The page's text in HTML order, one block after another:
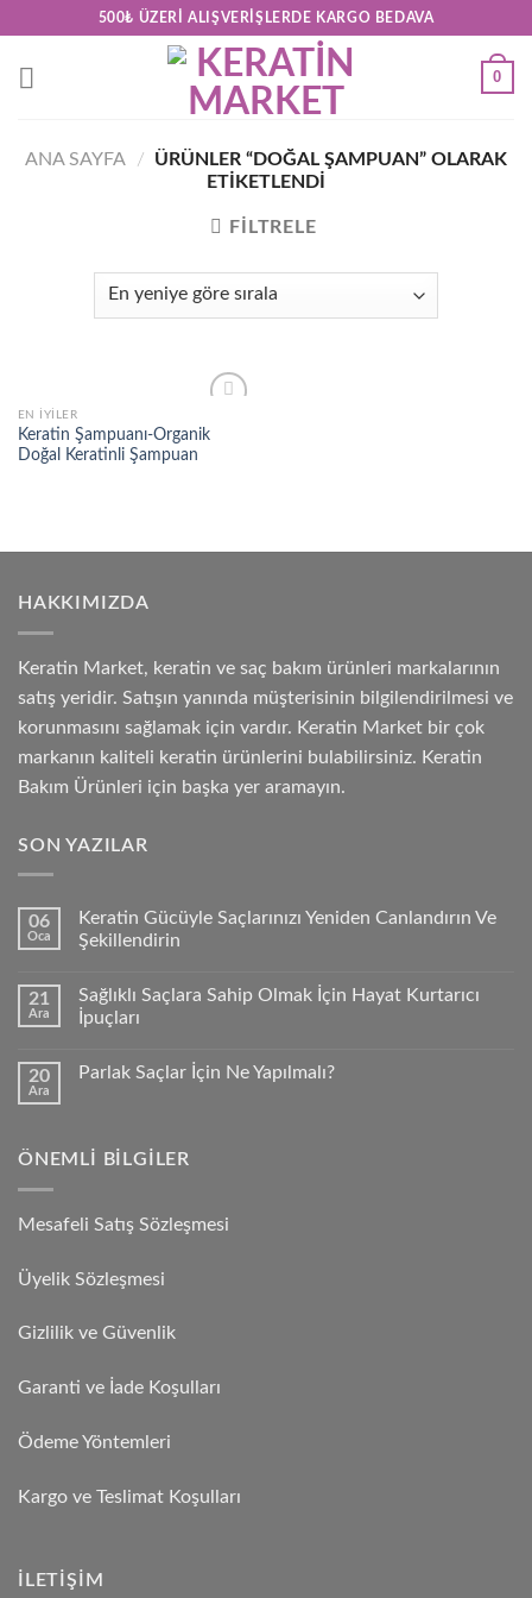
content
500₺ ÜZERI ALIŞVERIŞLERDE KARGO BEDAVA
0
ANA SAYFA /
ÜRÜNLER “DOĞAL ŞAMPUAN” OLARAK
ETIKETLENDI
FILTRELE
Add to
wishlist
EN İYILER
Keratin Şampuanı-Organik
Doğal Keratinli Şampuan
HAKKIMIZDA
Keratin Market, keratin ve saç bakım ürünleri markalarının
satış yeridir. Satışın yanında müşterisinin bilgilendirilmesi ve
korunmasını sağlamak için vardır. Keratin Market bir çok
markanın kaliteli keratin ürünlerini bulabilirsiniz. Keratin
Bakım Ürünleri için başka yer aramayın.
SON YAZILAR
06
Oca
Keratin Gücüyle Saçlarınızı Yeniden Canlandırın Ve
Şekillendirin
21
Ara
Sağlıklı Saçlara Sahip Olmak İçin Hayat Kurtarıcı
İpuçları
20
Ara
Parlak Saçlar İçin Ne Yapılmalı?
ÖNEMLI BILGILER
Mesafeli Satış Sözleşmesi
Üyelik Sözleşmesi
Gizlilik ve Güvenlik
Garanti ve İade Koşulları
Ödeme Yöntemleri
Kargo ve Teslimat Koşulları
İLETIŞIM